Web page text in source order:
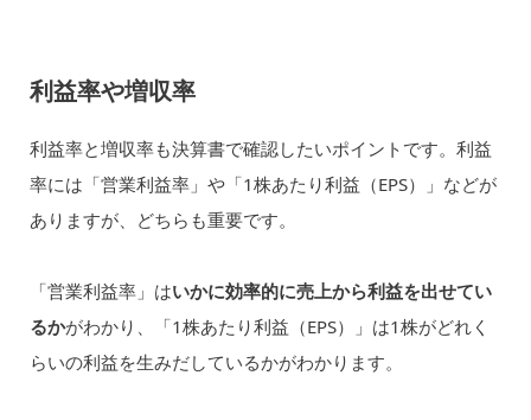
利益率や増収率
利益率と増収率も決算書で確認したいポイントです。利益
率には「営業利益率」や「1株あたり利益（EPS）」などが
ありますが、どちらも重要です。
「営業利益率」はいかに効率的に売上から利益を出せてい
るかがわかり、「1株あたり利益（EPS）」は1株がどれく
らいの利益を生みだしているかがわかります。